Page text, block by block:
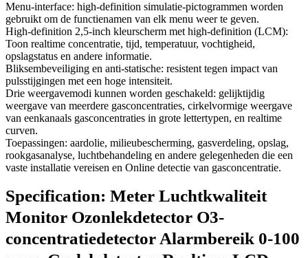
Menu-interface: high-definition simulatie-pictogrammen worden
gebruikt om de functienamen van elk menu weer te geven.
High-definition 2,5-inch kleurscherm met high-definition (LCM):
Toon realtime concentratie, tijd, temperatuur, vochtigheid,
opslagstatus en andere informatie.
Bliksembeveiliging en anti-statische: resistent tegen impact van
pulsstijgingen met een hoge intensiteit.
Drie weergavemodi kunnen worden geschakeld: gelijktijdig
weergave van meerdere gasconcentraties, cirkelvormige weergave
van eenkanaals gasconcentraties in grote lettertypen, en realtime
curven.
Toepassingen: aardolie, milieubescherming, gasverdeling, opslag,
rookgasanalyse, luchtbehandeling en andere gelegenheden die een
vaste installatie vereisen en Online detectie van gasconcentratie.
Specification: Meter Luchtkwaliteit
Monitor Ozonlekdetector O3-
concentratiedetector Alarmbereik 0-100